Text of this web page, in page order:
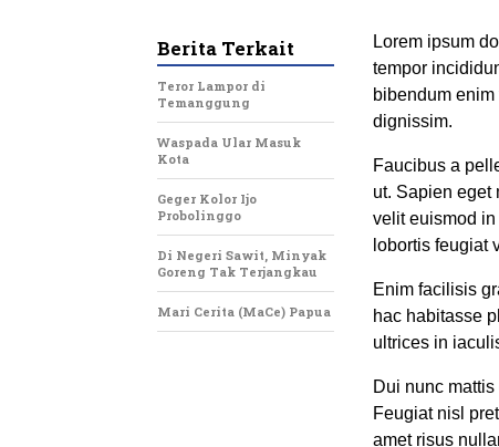
Lorem ipsum
tempor
bibendum
dignissim.
Faucibus a
ut. Sapien eget
velit euismod
lobortis feugiat
Enim facilisis
hac habitasse
ultrices in
Dui nunc
Feugiat nisl
amet risus
Berita Terkait
Teror Lampor di
Temanggung
Waspada Ular Masuk
Kota
Geger Kolor Ijo
Probolinggo
Di Negeri Sawit, Minyak
Goreng Tak Terjangkau
Mari Cerita (MaCe) Papua